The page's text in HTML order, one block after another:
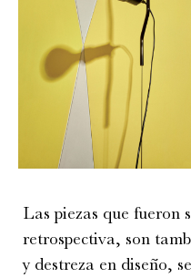
Las piezas que fueron
retrospectiva, son
y destreza en diseño,